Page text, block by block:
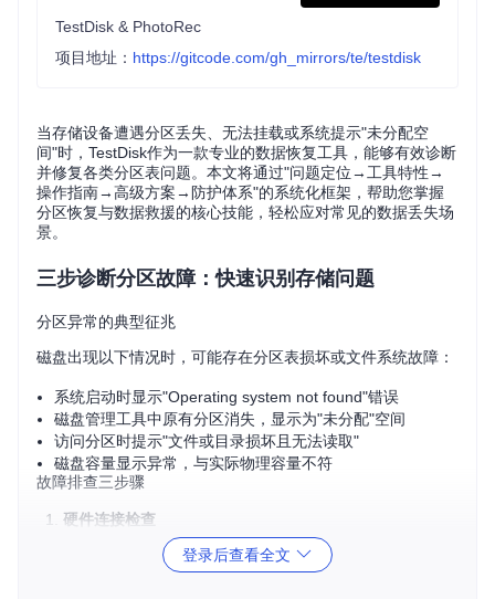
TestDisk & PhotoRec
项目地址： https://gitcode.com/gh_mirrors/te/testdisk
当存储设备遭遇分区丢失、无法挂载或系统提示"未分配空
间"时，TestDisk作为一款专业的数据恢复工具，能够有效诊断
并修复各类分区表问题。本文将通过"问题定位→工具特性→
操作指南→高级方案→防护体系"的系统化框架，帮助您掌握
分区恢复与数据救援的核心技能，轻松应对常见的数据丢失场
景。
三步诊断分区故障：快速识别存储问题
分区异常的典型征兆
磁盘出现以下情况时，可能存在分区表损坏或文件系统故障：
系统启动时显示"Operating system not found"错误
磁盘管理工具中原有分区消失，显示为"未分配"空间
访问分区时提示"文件或目录损坏且无法读取"
磁盘容量显示异常，与实际物理容量不符
故障排查三步骤
硬件连接检查
更换数据线和接口，排除接触不良问题；聆听磁盘是否有
异响，物理损坏需专业硬件修复。
登录后查看全文